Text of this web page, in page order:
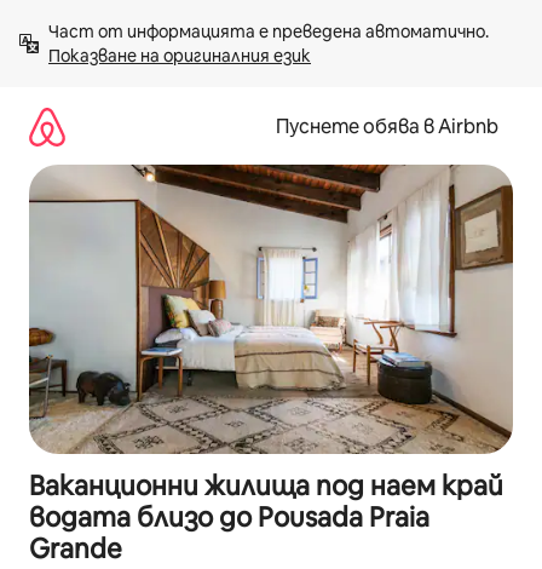
към
съдържанието
Показване на оригиналния език
Пуснете обява в Airbnb
Ваканционни жилища под наем край
водата близо до Pousada Praia
Grande